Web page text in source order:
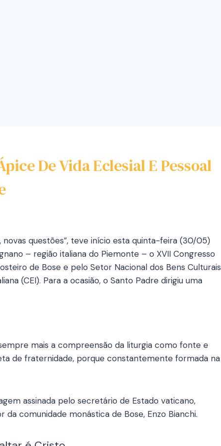
De Vida Eclesial E Pessoal
novas questões”, teve início esta quinta-feira (30/05)
– região italiana do Piemonte – o XVII Congresso
de Bose e pelo Setor Nacional dos Bens Culturais
(CEI). Para a ocasião, o Santo Padre dirigiu uma
mais a compreensão da liturgia como fonte e
de fraternidade, porque constantemente formada na
assinada pelo secretário de Estado vaticano,
comunidade monástica de Bose, Enzo Bianchi.